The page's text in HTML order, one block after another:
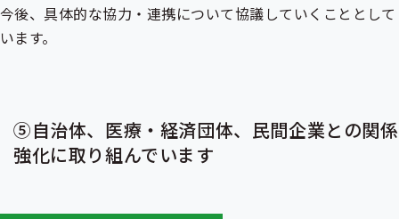
今後、具体的な協力・連携について協議していくこととして
います。
⑤自治体、医療・経済団体、民間企業との関係
強化に取り組んでいます